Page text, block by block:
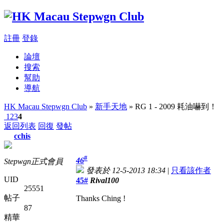
註冊 登錄
論壇
搜索
幫助
導航
HK Macau Stepwgn Club » 新手天地 » RG 1 - 2009 耗油嚇到！
1 234
返回列表 回復 發帖
cchis
Stepwgn正式會員
UID
25551
帖子
87
精華
46#
發表於 12-5-2013 18:34 | 只看該作者
45# Rival100
Thanks Ching !